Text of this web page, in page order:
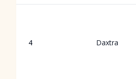
4 Daxtra